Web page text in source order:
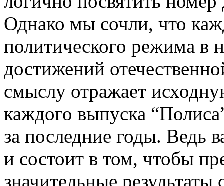
Однако мы сочли, что
политического режима в
достижений
смыслу отражает
каждого выпуска
за последние годы. Ведь
и состоит в том, чтобы
значительные